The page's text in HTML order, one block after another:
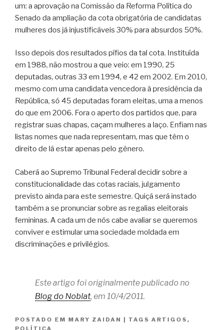
um: a aprovação na Comissão da Reforma Política do
Senado da ampliação da cota obrigatória de candidatas
mulheres dos já injustificáveis 30% para absurdos 50%.
Isso depois dos resultados pífios da tal cota. Instituída
em 1988, não mostrou a que veio: em 1990, 25
deputadas, outras 33 em 1994, e 42 em 2002. Em 2010,
mesmo com uma candidata vencedora à presidência da
República, só 45 deputadas foram eleitas, uma a menos
do que em 2006. Fora o aperto dos partidos que, para
registrar suas chapas, caçam mulheres a laço. Enfiam nas
listas nomes que nada representam, mas que têm o
direito de lá estar apenas pelo gênero.
Caberá ao Supremo Tribunal Federal decidir sobre a
constitucionalidade das cotas raciais, julgamento
previsto ainda para este semestre. Quiçá será instado
também a se pronunciar sobre as regalias eleitorais
femininas. A cada um de nós cabe avaliar se queremos
conviver e estimular uma sociedade moldada em
discriminações e privilégios.
Este artigo foi originalmente publicado no
Blog do Noblat, em 10/4/2011.
POSTADO EM MARY ZAIDAN TAGS ARTIGOS ,